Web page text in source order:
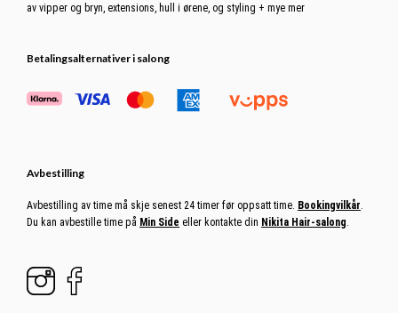
av vipper og bryn, extensions, hull i ørene, og styling + mye mer
Betalingsalternativer i salong
Avbestilling
Avbestilling av time må skje senest 24 timer før oppsatt time. Bookingvilkår.
Du kan avbestille time på Min Side eller kontakte din Nikita Hair-salong.